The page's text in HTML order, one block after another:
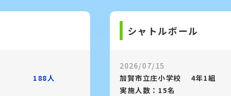
188人
シャトルボール
2026/07/15
加賀市立庄小学校
4年1組
実施人数：15名